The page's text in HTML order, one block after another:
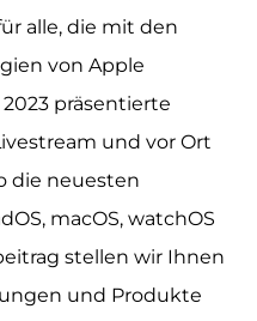
alle, die mit den
von Apple
2023 präsentierte
und vor Ort
die neuesten
macOS, watchOS
stellen wir Ihnen
und Produkte